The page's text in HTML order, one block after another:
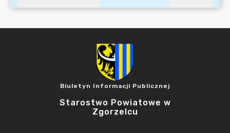
Biuletyn Informacji Publicznej
Starostwo Powiatowe w
Zgorzelcu